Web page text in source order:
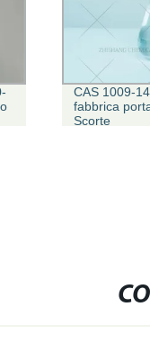
CAS 1009-
fabbrica
Scorte